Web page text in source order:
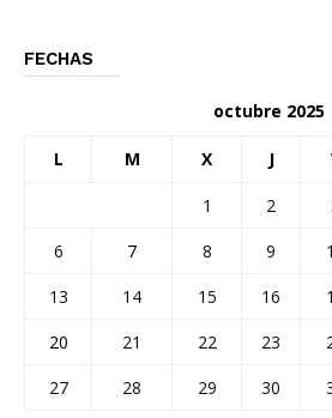
FECHAS
octubre 2025
L M X J
1 2
6
7 8 9
13
14 15 16
20
21 22 23
27
28 29 30